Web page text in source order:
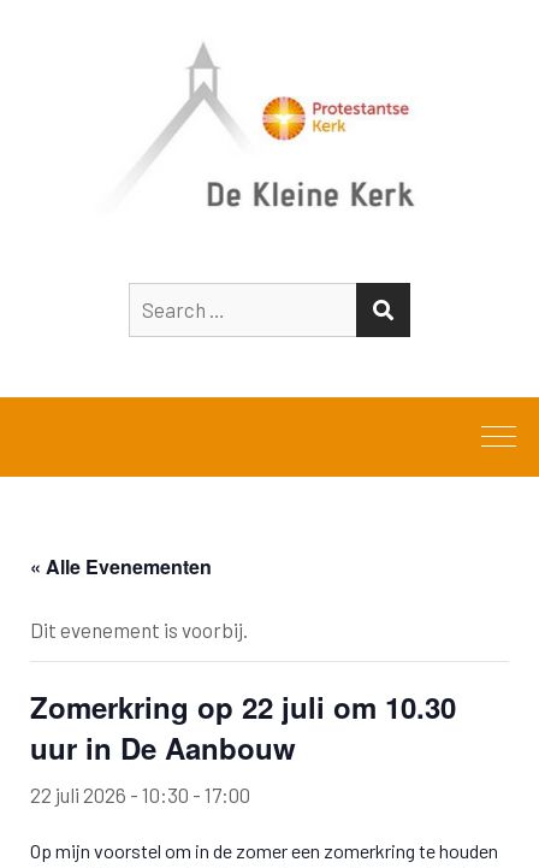
for:
« Alle Evenementen
Dit evenement is voorbij.
Zomerkring op 22 juli om 10.30
uur in De Aanbouw
22 juli 2026 - 10:30 - 17:00
Op mijn voorstel om in de zomer een zomerkring te houden